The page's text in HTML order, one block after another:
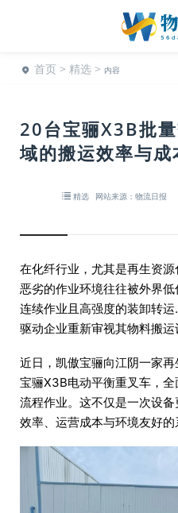
首页 > 精选 > 内容
20台宝骊X3B批
域的搬运效率与成
精选 网站来源：物流日报
在化纤行业，尤其是再生资
恶劣的作业环境往往被外界
连续作业且高强度的装卸转
驱动企业重新审视其物料搬运
近日，凯傲宝骊向江阴一家
宝骊X3B电动平衡重叉车，
流程作业。这不仅是一次设
效率、运营成本与环境友好的